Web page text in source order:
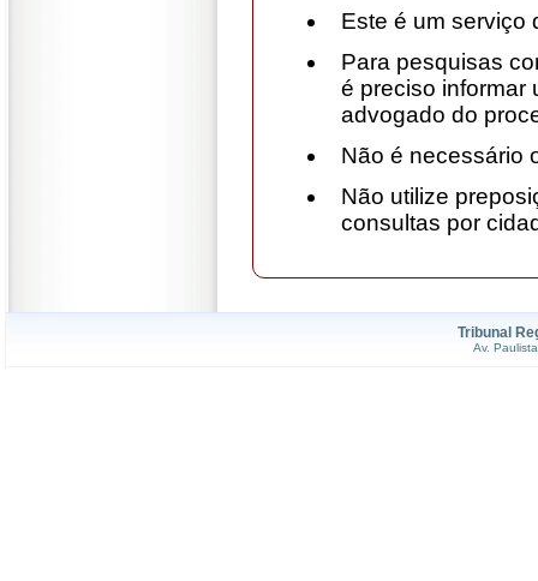
Este é um serviço
Para pesquisas
é preciso informar
advogado do
Não é necessário
Não utilize
consultas por
Tribunal
Av.